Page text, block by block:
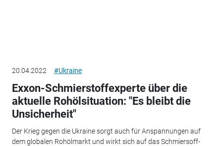
20.04.2022 #Ukraine
Exxon-Schmierstoffexperte über die
aktuelle Rohölsituation: "Es bleibt die
Unsicherheit"
Der Krieg gegen die Ukraine sorgt auch für Anspannungen auf
dem globalen Rohölmarkt und wirkt sich auf das Schmiersoff-